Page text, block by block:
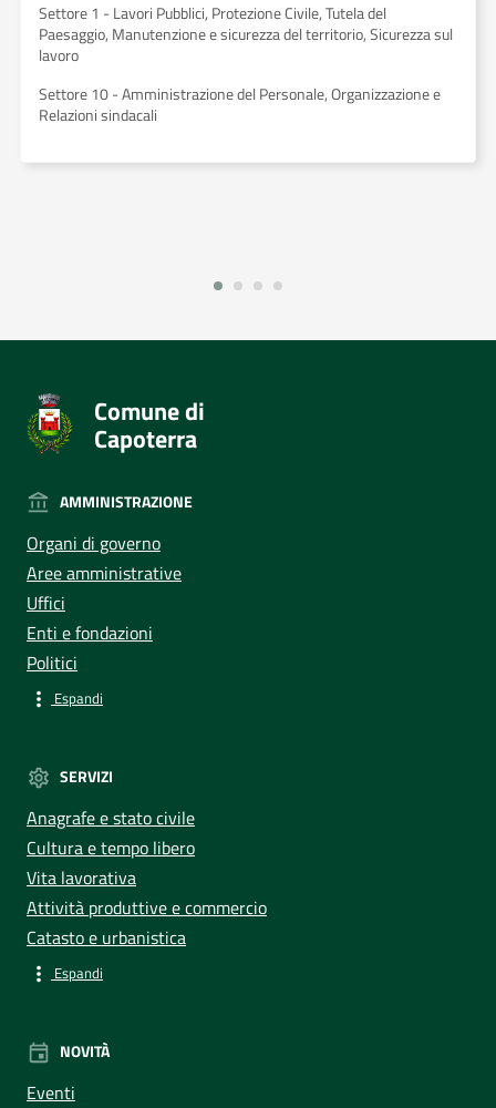
Settore 1 - Lavori Pubblici, Protezione Civile, Tutela del
Paesaggio, Manutenzione e sicurezza del territorio, Sicurezza sul
lavoro
Settore 10 - Amministrazione del Personale, Organizzazione e
Relazioni sindacali
Comune di
Capoterra
AMMINISTRAZIONE
Organi di governo
Aree amministrative
Uffici
Enti e fondazioni
Politici
Espandi
SERVIZI
Anagrafe e stato civile
Cultura e tempo libero
Vita lavorativa
Attività produttive e commercio
Catasto e urbanistica
Espandi
NOVITÀ
Eventi